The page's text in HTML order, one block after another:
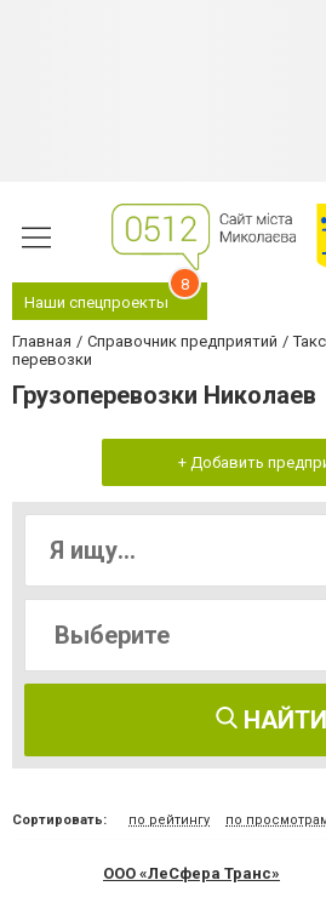
Наши спецпроекты
8
Главная Справочник предприятий
перевозки
Грузоперевозки Николаев
+ Добавить
НАЙТИ
Сортировать: по рейтингу по
ООО «ЛеСфера Транс»